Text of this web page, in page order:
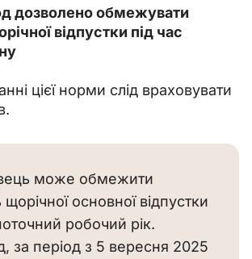
дозволено обмежувати
відпустки під час
цієї норми слід враховувати
може обмежити
щорічної основної відпустки
робочий рік.
за період з 5 вересня 2025